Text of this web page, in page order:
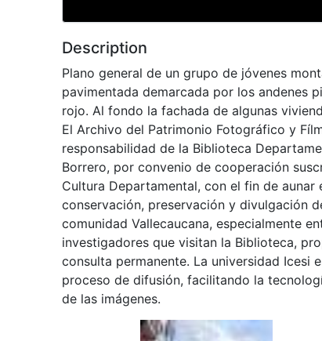
Description
Plano general de un grupo de jóvenes
pavimentada demarcada por los andenes
rojo. Al fondo la fachada de algunas
El Archivo del Patrimonio Fotográfico y
responsabilidad de la Biblioteca
Borrero, por convenio de cooperación
Cultura Departamental, con el fin de aunar
conservación, preservación y divulgación
comunidad Vallecaucana, especialmente
investigadores que visitan la Biblioteca,
consulta permanente. La universidad Icesi
proceso de difusión, facilitando la
de las imágenes.